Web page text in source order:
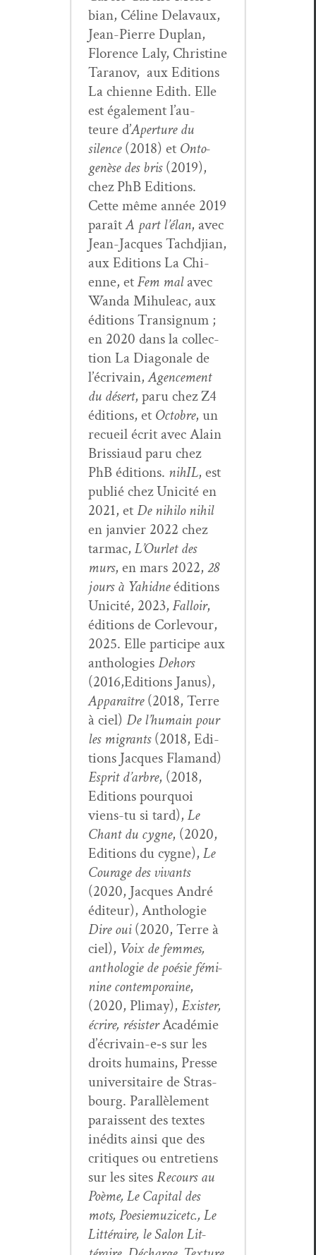
bian, Céline Delavaux,
Jean-Pierre Duplan,
Flo­rence Laly, Chris­tine
Tara­nov, aux Edi­tions
La chi­enne Edith. Elle
est égale­ment l’au­
teure d’Aper­ture du
silence(2018) et Onto­
genèse des bris(2019),
chez PhB Edi­tions.
Cette même année 2019
paraîtA part l’élan, avec
Jean-Jacques Tachd­jian,
aux Edi­tions La Chi­
enne, etFem malavec
Wan­da Mihuleac, aux
édi­tions Tran­signum ;
en 2020 dans la col­lec­
tion La Diag­o­nale de
l’écrivain,Agence­ment
du désert, paru chez Z4
édi­tions, et Octo­bre, un
recueil écrit avec Alain
Bris­si­aud paru chez
PhB édi­tions. nihIL, est
pub­lié chez Unic­ité en
2021, etDe nihi­lo nihil
en jan­vi­er 2022 chez
tar­mac, L’Ourlet des
murs, en mars 2022, 28
jours à Yahidneédi­tions
Unic­ité, 2023, Fal­loir,
édi­tions de Cor­levour,
2025. Elle par­ticipe aux
antholo­giesDehors
(2016,Editions Janus),
Appa­raître(2018, Terre
à ciel) De l’hu­main pour
les migrants(2018, Edi­
tions Jacques Fla­mand)
Esprit d’ar­bre, (2018,
Edi­tions pourquoi
viens-tu si tard), Le
Chant du cygne, (2020,
Edi­tions du cygne), Le
Courage des vivants
(2020, Jacques André
édi­teur), Antholo­gie
Dire oui(2020, Terre à
ciel), Voix de femmes,
antholo­gie de poésie fémi­
nine con­tem­po­raine,
(2020, Pli­may), Exis­ter,
écrire, résis­terAcadémie
d’écrivain-e‑s sur les
droits humains, Presse
uni­ver­si­taire de Stras­
bourg. Par­al­lèle­ment
parais­sent des textes
inédits ain­si que des
cri­tiques ou entre­tiens
sur les sitesRecours au
Poème, Le Cap­i­tal des
mots, Poe­siemuz­icetc., Le
Lit­téraire, le Salon Lit­